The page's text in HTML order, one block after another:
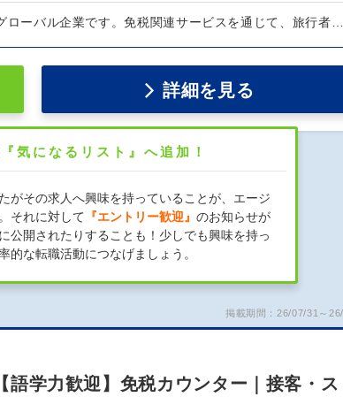
ローバル企業です。免税関連サービスを通じて、旅行者
詳細を見る
気になるリスト』へ追加！
がその求人へ興味を持っていることが、エージ
それに対して 『エントリー歓迎』 のお知らせが
公開されたりすることも！少しでも興味を持っ
な転職活動につなげましょう。
掲載期間：26/07/31～
学力歓迎】免税カウンター｜接客・ス